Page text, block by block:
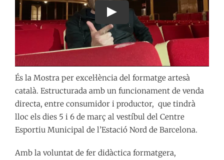
És la Mostra per excel·lència del formatge artesà
català. Estructurada amb un funcionament de venda
directa, entre consumidor i productor, que tindrà
lloc els dies 5 i 6 de març al vestíbul del Centre
Esportiu Municipal de l’Estació Nord de Barcelona.
Amb la voluntat de fer didàctica formatgera,